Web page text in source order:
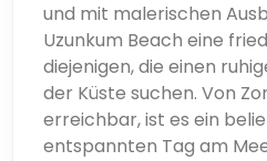
und mit malerischen
Uzunkum Beach eine
diejenigen, die einen
der Küste suchen. Von
erreichbar, ist es ein
entspannten Tag am